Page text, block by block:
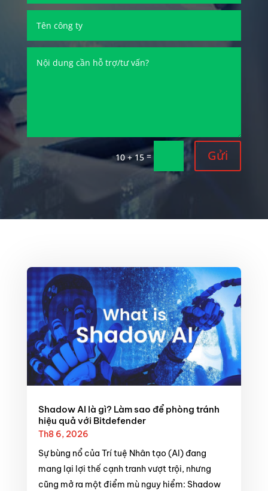
10 + 15= Gửi
Shadow AI là gì? Làm sao để phòng tránh
hiệu quả với Bitdefender
Th8 6, 2026
Sự bùng nổ của Trí tuệ Nhân tạo (AI) đang
mang lại lợi thế cạnh tranh vượt trội, nhưng
cũng mở ra một điểm mù nguy hiểm: Shadow